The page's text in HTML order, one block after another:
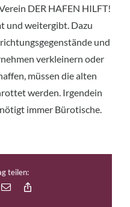
DER HAFEN HILFT!
und weitergibt. Dazu
und
verkleinern oder
müssen die alten
werden. Irgendein
immer Bürotische.
teilen:
E-